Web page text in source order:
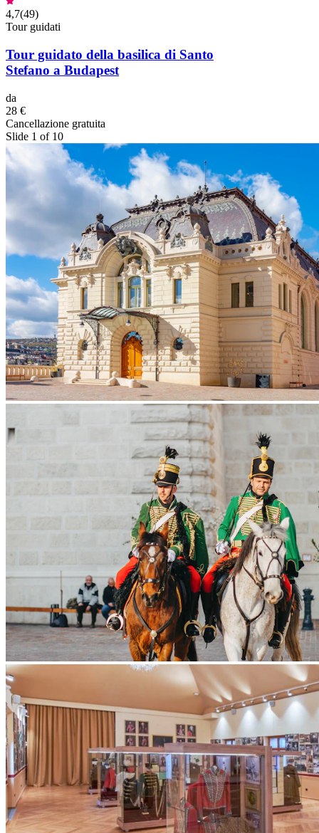
4,7(49)
Tour guidati
Tour guidato della basilica di Santo
Stefano a Budapest
da
28 €
Cancellazione gratuita
Slide 1 of 10